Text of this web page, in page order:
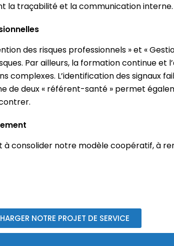
la traçabilité et la communication interne.
des risques professionnels » et «
Par ailleurs, la formation continue et
complexes. L’identification des signaux
deux « référent-santé » permet
à consolider notre modèle coopératif, à
NOTRE PROJET DE SERVICE